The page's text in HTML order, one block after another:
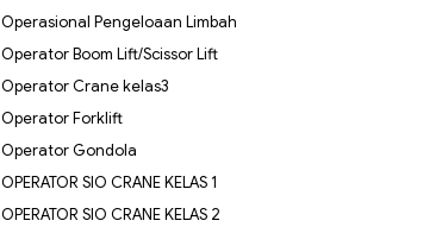
Operasional Pengeloaan Limbah
Operator Boom Lift/Scissor Lift
Operator Crane kelas3
Operator Forklift
Operator Gondola
OPERATOR SIO CRANE KELAS 1
OPERATOR SIO CRANE KELAS 2